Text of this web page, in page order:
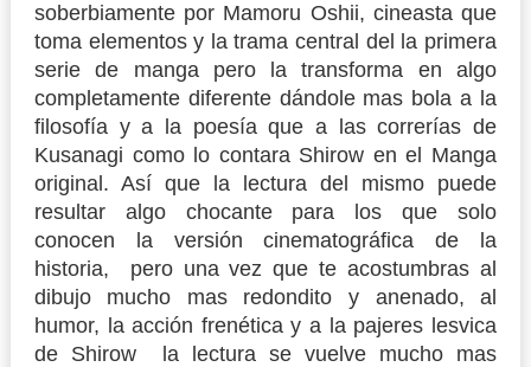
soberbiamente por Mamoru Oshii, cineasta que
toma elementos y la trama central del la primera
serie de manga pero la transforma en algo
completamente diferente dándole mas bola a la
filosofía y a la poesía que a las correrías de
Kusanagi como lo contara Shirow en el Manga
original. Así que la lectura del mismo puede
resultar algo chocante para los que solo
conocen la versión cinematográfica de la
historia, pero una vez que te acostumbras al
dibujo mucho mas redondito y anenado, al
humor, la acción frenética y a la pajeres lesvica
de Shirow la lectura se vuelve mucho mas